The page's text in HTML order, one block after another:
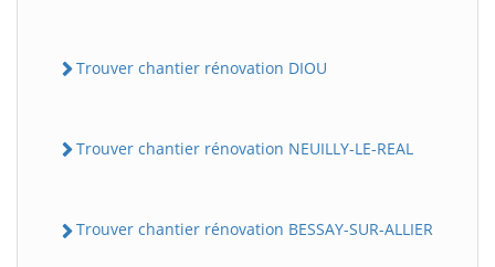
Trouver chantier rénovation DIOU
Trouver chantier rénovation NEUILLY-LE-REAL
Trouver chantier rénovation BESSAY-SUR-ALLIER